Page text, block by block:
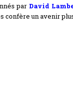
par David
un avenir